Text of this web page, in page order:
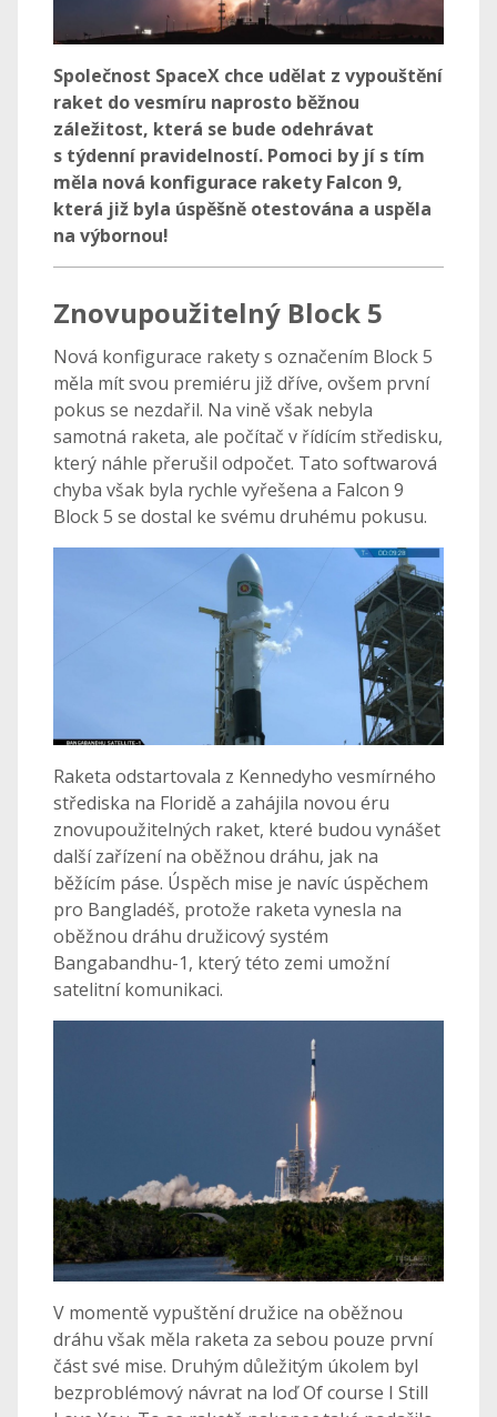
Společnost SpaceX chce udělat z vypouštění
raket do vesmíru naprosto běžnou
záležitost, která se bude odehrávat
s týdenní pravidelností. Pomoci by jí s tím
měla nová konfigurace rakety Falcon 9,
která již byla úspěšně otestována a uspěla
na výbornou!
Znovupoužitelný Block 5
Nová konfigurace rakety s označením Block 5
měla mít svou premiéru již dříve, ovšem první
pokus se nezdařil. Na vině však nebyla
samotná raketa, ale počítač v řídícím středisku,
který náhle přerušil odpočet. Tato softwarová
chyba však byla rychle vyřešena a Falcon 9
Block 5 se dostal ke svému druhému pokusu.
Raketa odstartovala z Kennedyho vesmírného
střediska na Floridě a zahájila novou éru
znovupoužitelných raket, které budou vynášet
další zařízení na oběžnou dráhu, jak na
běžícím páse. Úspěch mise je navíc úspěchem
pro Bangladéš, protože raketa vynesla na
oběžnou dráhu družicový systém
Bangabandhu-1, který této zemi umožní
satelitní komunikaci.
V momentě vypuštění družice na oběžnou
dráhu však měla raketa za sebou pouze první
část své mise. Druhým důležitým úkolem byl
bezproblémový návrat na loď Of course I Still